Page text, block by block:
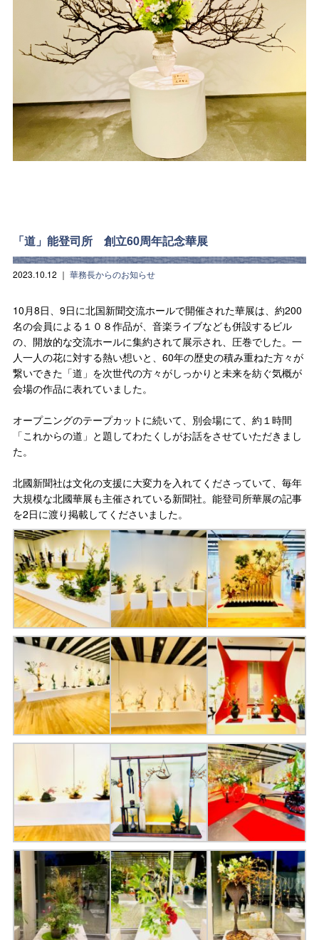
「道」能登司所 創立60周年記念華展
2023.10.12 ｜ 華務長からのお知らせ
10月8日、9日に北国新聞交流ホールで開催された華展は、約200
名の会員による１０８作品が、音楽ライブなども併設するビル
の、開放的な交流ホールに集約されて展示され、圧巻でした。一
人一人の花に対する熱い想いと、60年の歴史の積み重ねた方々が
繋いできた「道」を次世代の方々がしっかりと未来を紡ぐ気概が
会場の作品に表れていました。
オープニングのテープカットに続いて、別会場にて、約１時間
「これからの道」と題してわたくしがお話をさせていただきまし
た。
北國新聞社は文化の支援に大変力を入れてくださっていて、毎年
大規模な北國華展も主催されている新聞社。能登司所華展の記事
を2日に渡り掲載してくださいました。